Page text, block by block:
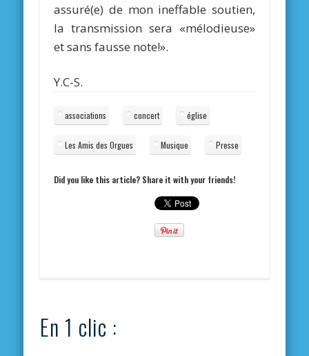
assuré(e) de mon ineffable soutien,
la transmission sera «mélodieuse»
et sans fausse note!».
Y.C-S.
associations concert église
Les Amis des Orgues Musique Presse
Did you like this article? Share it with your friends!
En 1 clic :